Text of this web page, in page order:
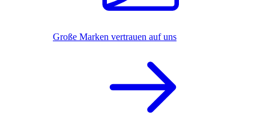
Große Marken vertrauen auf uns